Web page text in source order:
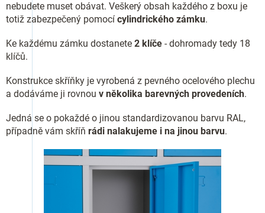
nebudete muset obávat. Veškerý obsah každého z boxu je
totiž zabezpečený pomocí cylindrického zámku.
Ke každému zámku dostanete 2 klíče - dohromady tedy 18
klíčů.
Konstrukce skříňky je vyrobená z pevného ocelového plechu
a dodáváme ji rovnou v několika barevných provedeních.
Jedná se o pokaždé o jinou standardizovanou barvu RAL,
případně vám skříň rádi nalakujeme i na jinou barvu.